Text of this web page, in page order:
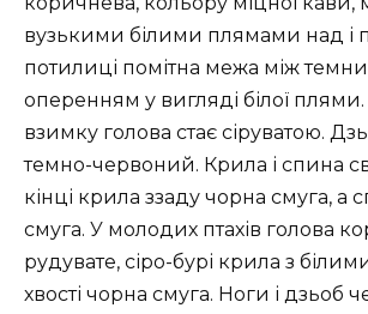
вузькими білими плямами над і
потилиці помітна межа між
опе­ренням у вигляді білої
взимку голова стає сіру­ватою.
темно-червоний. Крила і спина
кінці крила ззаду чорна смуга, а
смуга. У молодих птахів голова
рудувате, сіро-бурі крила з
хвості чорна смуга. Ноги і дзьоб